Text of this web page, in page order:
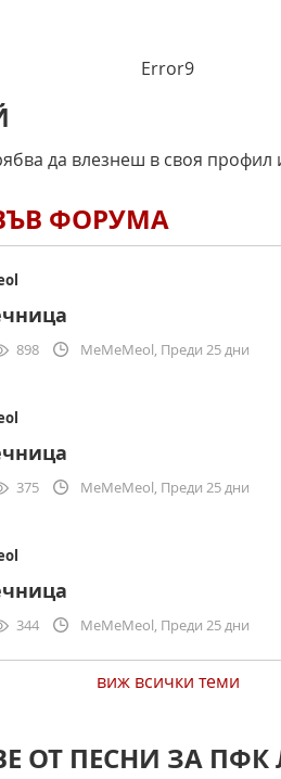
Error9
да влезнеш в своя профил
ФОРУМА
898 MeMeMeol, Преди 25 дни
375 MeMeMeol, Преди 25 дни
344 MeMeMeol, Преди 25 дни
виж всички теми
ОТ ПЕСНИ ЗА ПФК